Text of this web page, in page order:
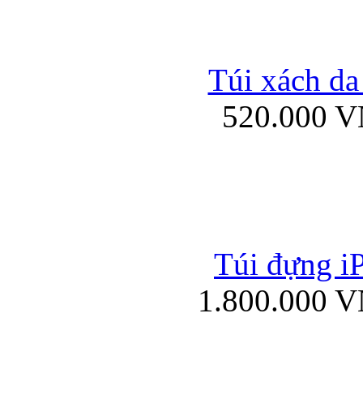
Bao da iPad
Túi xách da
Túi xách
520.000
Túi đựng
1.800.000